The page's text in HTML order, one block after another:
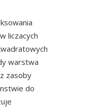
liczacych
warstwa
zasoby
do